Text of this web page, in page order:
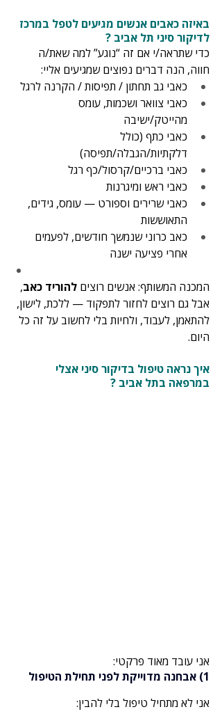
באיזה כאבים אנשים מגיעים לטפל במרכז
לדיקור סיני תל אביב ?
כדי שתראה/י אם זה “נוגע” למה שאת/ה
חווה, הנה דברים נפוצים שמגיעים אליי:
כאבי גב תחתון / תפיסות / הקרנה לרגל
כאבי צוואר ושכמות, עומס
מהייטק/ישיבה
כאבי כתף (כולל
דלקתיות/הגבלה/תפיסה)
כאבי ברכיים/קרסול/כף רגל
כאבי ראש ומיגרנות
כאבי שרירים וספורט — עומס, גידים,
התאוששות
כאב כרוני שנמשך חודשים, לפעמים
אחרי פציעה ישנה
המכנה המשותף: אנשים רוצים להוריד כאב,
אבל גם רוצים לחזור לתפקוד — ללכת, לישון,
להתאמן, לעבוד, ולחיות בלי לחשוב על זה כל
היום.
איך נראה טיפול בדיקור סיני אצלי
במרפאה בתל אביב ?
אני עובד מאוד פרקטי:
1) אבחנה מדוייקת לפני תחילת הטיפול
אני לא מתחיל טיפול בלי להבין: